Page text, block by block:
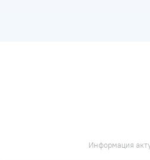
Информация